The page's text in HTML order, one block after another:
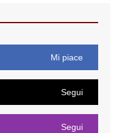
Mi piace
Segui
Segui